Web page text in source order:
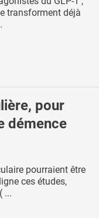
transforment déjà
pour
démence
pourraient être
ces études,
...